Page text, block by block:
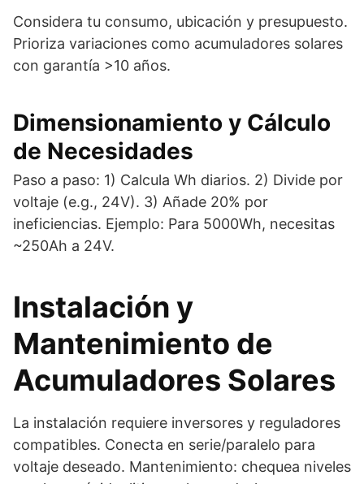
Considera tu consumo, ubicación y presupuesto.
Prioriza variaciones como acumuladores solares
con garantía >10 años.
Dimensionamiento y Cálculo
de Necesidades
Paso a paso: 1) Calcula Wh diarios. 2) Divide por
voltaje (e.g., 24V). 3) Añade 20% por
ineficiencias. Ejemplo: Para 5000Wh, necesitas
~250Ah a 24V.
Instalación y
Mantenimiento de
Acumuladores Solares
La instalación requiere inversores y reguladores
compatibles. Conecta en serie/paralelo para
voltaje deseado. Mantenimiento: chequea niveles